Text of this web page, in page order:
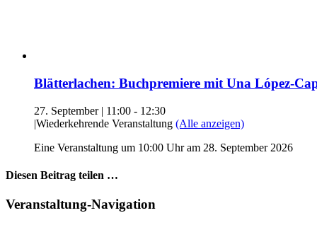
Blätterlachen: Buchpremiere mit Una López-
27. September | 11:00 - 12:30
|Wiederkehrende Veranstaltung (Alle anzeigen)
Eine Veranstaltung um 10:00 Uhr am 28. September 2026
Diesen Beitrag teilen …
Facebook
X
WhatsApp
Pinterest
E-
Veranstaltung-Navigation